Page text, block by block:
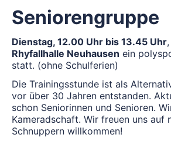
Seniorengruppe
Dienstag, 12.00 Uhr bis 13.45 Uhr
Rhyfallhalle Neuhausen ein
statt. (ohne Schulferien)
Die Trainingsstunde ist als
vor über 30 Jahren entstanden.
schon Seniorinnen und Senioren.
Kameradschaft. Wir freuen uns auf
Schnuppern willkommen!